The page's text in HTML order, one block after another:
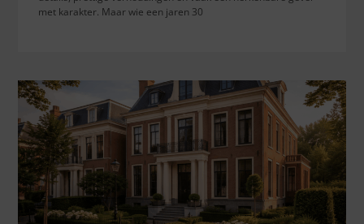
met karakter. Maar wie een jaren 30